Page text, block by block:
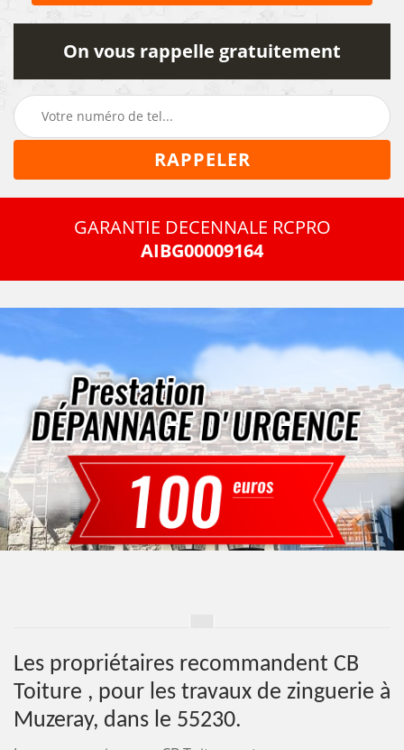
On vous rappelle gratuitement
GARANTIE DECENNALE RCPRO
AIBG00009164
Les propriétaires recommandent CB
Toiture , pour les travaux de zinguerie à
Muzeray, dans le 55230.